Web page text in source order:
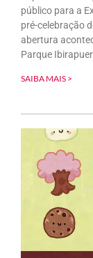
público para a
pré-celebração
abertura
Parque
SAIBA MAIS >